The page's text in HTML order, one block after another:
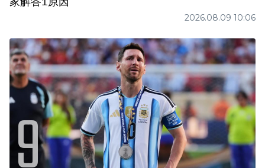
2026.08.09 10:06